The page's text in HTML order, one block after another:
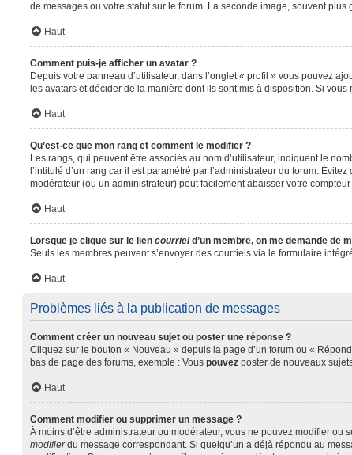
de messages ou votre statut sur le forum. La seconde image, souvent
Haut
Comment puis-je afficher un avatar ?
Depuis votre panneau d’utilisateur, dans l’onglet « profil » vous pouvez
les avatars et décider de la manière dont ils sont mis à disposition. Si
Haut
Qu’est-ce que mon rang et comment le modifier ?
Les rangs, qui peuvent être associés au nom d’utilisateur, indiquent le
l’intitulé d’un rang car il est paramétré par l’administrateur du forum.
modérateur (ou un administrateur) peut facilement abaisser votre
Haut
Lorsque je clique sur le lien courrield’un membre, on me demande de
Seuls les membres peuvent s’envoyer des courriels via le formulaire
Haut
Problèmes liés à la publication de messages
Comment créer un nouveau sujet ou poster une réponse ?
Cliquez sur le bouton « Nouveau » depuis la page d’un forum ou «
bas de page des forums, exemple : Vous pouvezposter de nouveaux
Haut
Comment modifier ou supprimer un message ?
À moins d’être administrateur ou modérateur, vous ne pouvez modifier
modifierdu message correspondant. Si quelqu’un a déjà répondu au